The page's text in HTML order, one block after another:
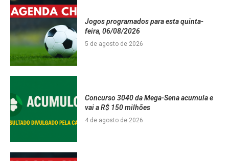
Jogos programados para esta quinta-
feira, 06/08/2026
5 de agosto de 2026
Concurso 3040 da Mega-Sena acumula e
vai a R$ 150 milhões
4 de agosto de 2026